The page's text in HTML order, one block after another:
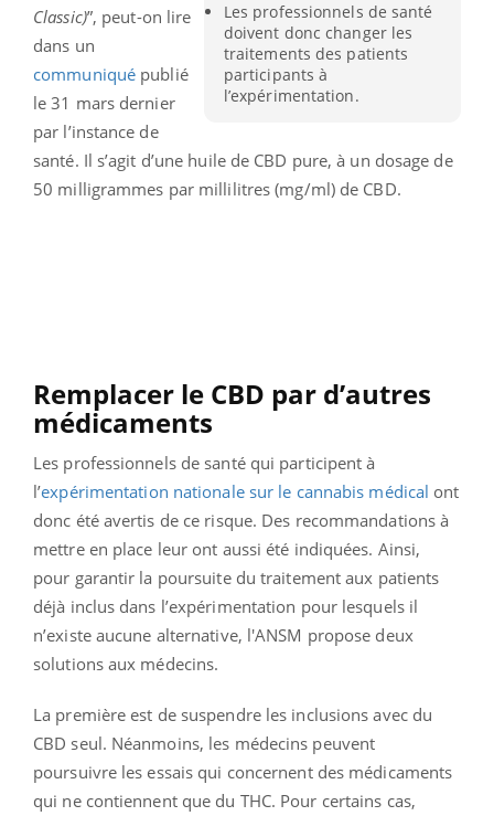
Les professionnels de santé
doivent donc changer les
traitements des patients
participants à
l’expérimentation.
Classic)”, peut-on lire
dans un
communiqué publié
le 31 mars dernier
par l’instance de
santé. Il s’agit d’une huile de CBD pure, à un dosage de
50 milligrammes par millilitres (mg/ml) de CBD.
Remplacer le CBD par d’autres
médicaments
Les professionnels de santé qui participent à
l’expérimentation nationale sur le cannabis médical ont
donc été avertis de ce risque. Des recommandations à
mettre en place leur ont aussi été indiquées. Ainsi,
pour garantir la poursuite du traitement aux patients
déjà inclus dans l’expérimentation pour lesquels il
n’existe aucune alternative, l'ANSM propose deux
solutions aux médecins.
La première est de suspendre les inclusions avec du
CBD seul. Néanmoins, les médecins peuvent
poursuivre les essais qui concernent des médicaments
qui ne contiennent que du THC. Pour certains cas,